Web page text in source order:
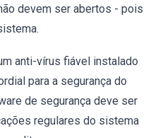
devem ser abertos - pois
anti-vírus fiável instalado
para a segurança do
de segurança deve ser
regulares do sistema